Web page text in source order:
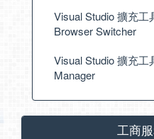
Visual Studio 擴充工
Browser Switcher
Visual Studio 擴充
Manager
工商